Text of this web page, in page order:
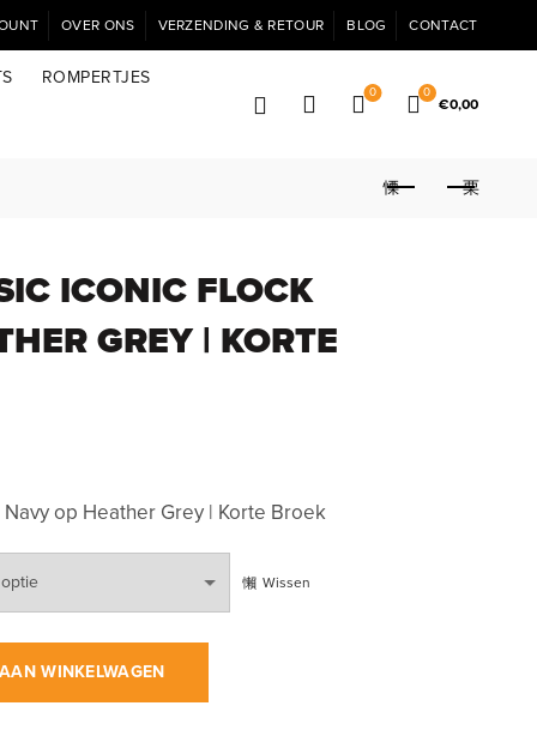
OVER ONS VERZENDING & RETOUR BLOG CONTACT
ROMPERTJES
0 0
€0,00
ICONIC FLOCK
GREY | KORTE
Navy op Heather Grey | Korte Broek
Wissen
WINKELWAGEN